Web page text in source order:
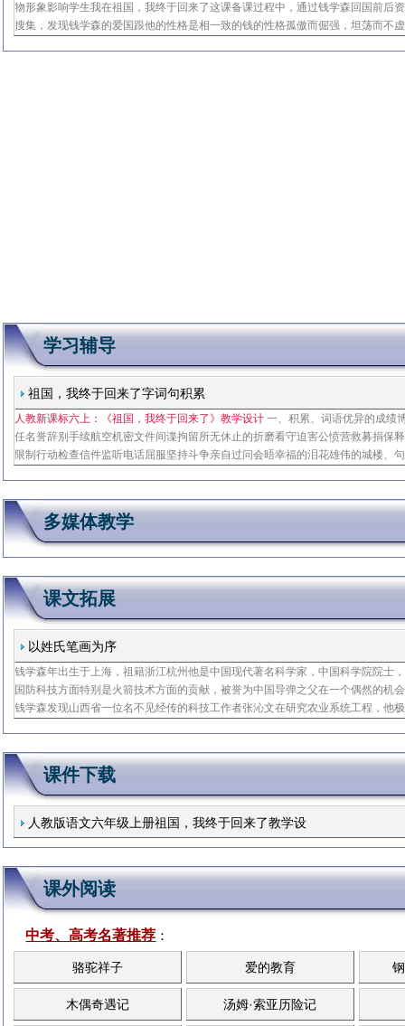
物形象影响学生我在祖国，我终于回来了这课备课过程中，通过钱学森回国前后
搜集，发现钱学森的爱国跟他的性格是相一致的钱的性格孤傲而倔强，坦荡而不
学习辅导
祖国，我终于回来了字词句积累
人教新课标六上：《祖国，我终于回来了》教学设计 一、积累、词语优异的成绩
任名誉辞别手续航空机密文件间谍拘留所无休止的折磨看守迫害公愤营救募捐保
限制行动检查信件监听电话屈服坚持斗争亲自过问会晤幸福的泪花雄伟的城楼、
多媒体教学
课文拓展
以姓氏笔画为序
钱学森年出生于上海，祖籍浙江杭州他是中国现代著名科学家，中国科学院院士
国防科技方面特别是火箭技术方面的贡献，被誉为中国导弹之父在一个偶然的机
钱学森发现山西省一位名不见经传的科技工作者张沁文在研究农业系统工程，他
课件下载
人教版语文六年级上册祖国，我终于回来了教学设
课外阅读
中考、高考名著推荐 ：
骆驼祥子 爱的教育
木偶奇遇记 汤姆·索亚历险记